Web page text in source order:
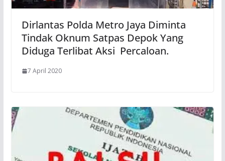
Dirlantas Polda Metro Jaya Diminta
Tindak Oknum Satpas Depok Yang
Diduga Terlibat Aksi Percaloan.
7 April 2020